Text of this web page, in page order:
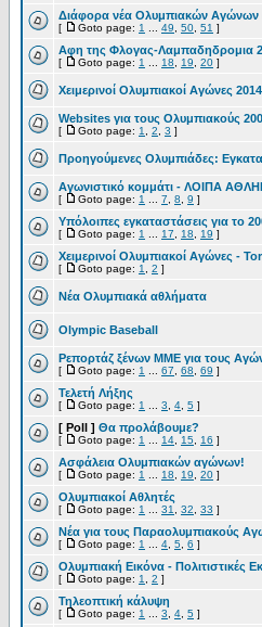
Διάφορα νέα Ολυμπιακών Αγώνων
[ Goto page: 1 49 50 51 ]
Αφη της Φλογας-Λαμπαδηδρομια
[ Goto page: 1 18 19 20 ]
Χειμερινοί Ολυμπιακοί Αγώνες
Websites για τους Ολυμπιακούς
[ Goto page: 1 2 3 ]
Προηγούμενες Ολυμπιάδες:
Αγωνιστικό κομμάτι - ΛΟΙΠΑ
[ Goto page: 1 7 8 9 ]
Υπόλοιπες εγκαταστάσεις για το
[ Goto page: 1 17 18 19 ]
Χειμερινοί Ολυμπιακοί Αγώνες -
[ Goto page: 1 2 ]
Νέα Ολυμπιακά αθλήματα
Olympic Baseball
Ρεπορτάζ ξένων ΜΜΕ για τους
[ Goto page: 1 67 68 69 ]
Τελετή Λήξης
[ Goto page: 1 3 4 5 ]
[ Poll ] Θα προλάβουμε?
[ Goto page: 1 14 15 16 ]
Ασφάλεια Ολυμπιακών αγώνων!
[ Goto page: 1 18 19 20 ]
Ολυμπιακοί Αθλητές
[ Goto page: 1 31 32 33 ]
Νέα για τους Παραολυμπιακούς
[ Goto page: 1 4 5 6 ]
Ολυμπιακή Εικόνα - Πολιτιστικές
[ Goto page: 1 2 ]
Τηλεοπτική κάλυψη
[ Goto page: 1 3 4 5 ]